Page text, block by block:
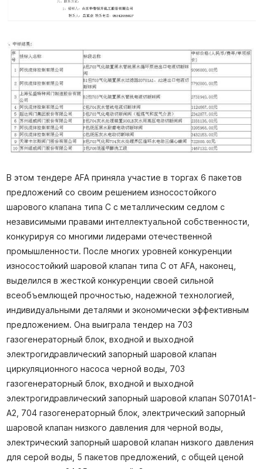
В этом тендере AFA приняла участие в торгах 6 пакетов
предложений со своим решением износостойкого
шарового клапана типа C с металлическим седлом с
независимыми правами интеллектуальной собственности,
конкурируя со многими лидерами отечественной
промышленности. После многих уровней конкуренции
износостойкий шаровой клапан типа C от AFA, наконец,
выделился в жесткой конкуренции своей сильной
всеобъемлющей прочностью, надежной технологией,
индивидуальными деталями и экономически эффективным
предложением. Она выиграла тендер на 703
газогенераторный блок, входной и выходной
электрогидравлический запорный шаровой клапан
циркуляционного насоса черной воды, 703
газогенераторный блок, входной и выходной
электрогидравлический запорный шаровой клапан S0701A1-
A2, 704 газогенераторный блок, электрический запорный
шаровой клапан низкого давления для черной воды,
электрический запорный шаровой клапан низкого давления
для серой воды, 5 пакетов предложений, с общей ценой